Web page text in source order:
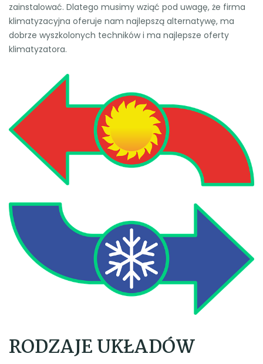
zainstalować. Dlatego musimy wziąć pod uwagę, że firma
klimatyzacyjna oferuje nam najlepszą alternatywę, ma
dobrze wyszkolonych techników i ma najlepsze oferty
klimatyzatora.
RODZAJE UKŁADÓW